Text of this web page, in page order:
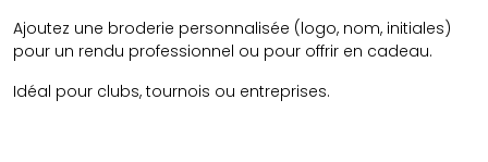
Ajoutez une broderie personnalisée (logo, nom, initiales)
pour un rendu professionnel ou pour offrir en cadeau.
Idéal pour clubs, tournois ou entreprises.